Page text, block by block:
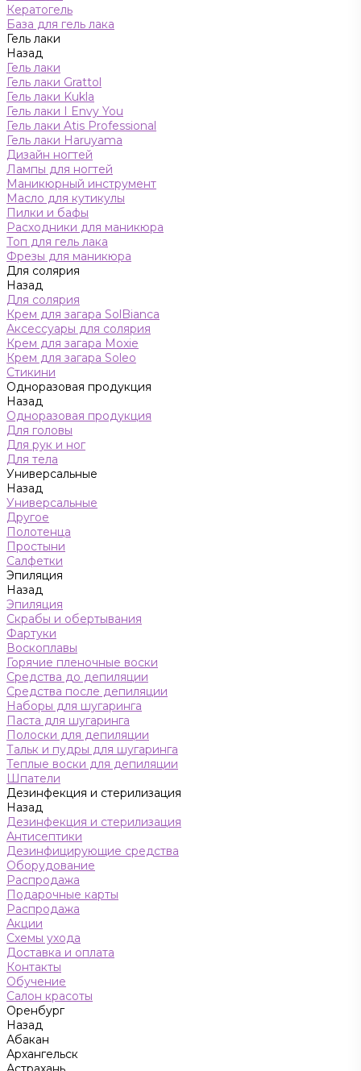
Кератогель
База для гель лака
Гель лаки
Назад
Гель лаки
Гель лаки Grattol
Гель лаки Kukla
Гель лаки I Envy You
Гель лаки Atis Professional
Гель лаки Haruyama
Дизайн ногтей
Лампы для ногтей
Маникюрный инструмент
Масло для кутикулы
Пилки и бафы
Расходники для маникюра
Топ для гель лака
Фрезы для маникюра
Для солярия
Назад
Для солярия
Крем для загара SolBianca
Аксессуары для солярия
Крем для загара Moxie
Крем для загара Soleo
Стикини
Одноразовая продукция
Назад
Одноразовая продукция
Для головы
Для рук и ног
Для тела
Универсальные
Назад
Универсальные
Другое
Полотенца
Простыни
Салфетки
Эпиляция
Назад
Эпиляция
Скрабы и обертывания
Фартуки
Воскоплавы
Горячие пленочные воски
Средства до депиляции
Средства после депиляции
Наборы для шугаринга
Паста для шугаринга
Полоски для депиляции
Тальк и пудры для шугаринга
Теплые воски для депиляции
Шпатели
Дезинфекция и стерилизация
Назад
Дезинфекция и стерилизация
Антисептики
Дезинфицирующие средства
Оборудование
Распродажа
Подарочные карты
Распродажа
Акции
Схемы ухода
Доставка и оплата
Контакты
Обучение
Салон красоты
Оренбург
Назад
Абакан
Архангельск